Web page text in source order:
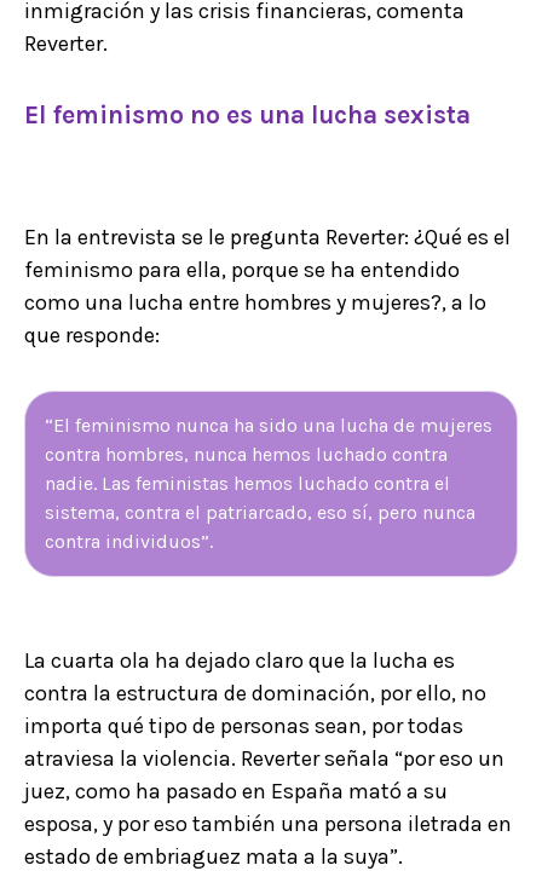
inmigración y las crisis financieras, comenta
Reverter.
El feminismo no es una lucha sexista
En la entrevista se le pregunta Reverter: ¿Qué es el
feminismo para ella, porque se ha entendido
como una lucha entre hombres y mujeres?, a lo
que responde:
“El feminismo nunca ha sido una lucha de mujeres
contra hombres, nunca hemos luchado contra
nadie. Las feministas hemos luchado contra el
sistema, contra el patriarcado, eso sí, pero nunca
contra individuos”.
La cuarta ola ha dejado claro que la lucha es
contra la estructura de dominación, por ello, no
importa qué tipo de personas sean, por todas
atraviesa la violencia. Reverter señala “por eso un
juez, como ha pasado en España mató a su
esposa, y por eso también una persona iletrada en
estado de embriaguez mata a la suya”.